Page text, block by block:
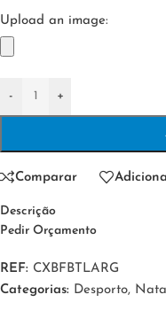
Upload an image:
- +
Comparar
Descrição
Pedir Orçamento
REF: CXBFBTLARG
Categorias: Desporto,